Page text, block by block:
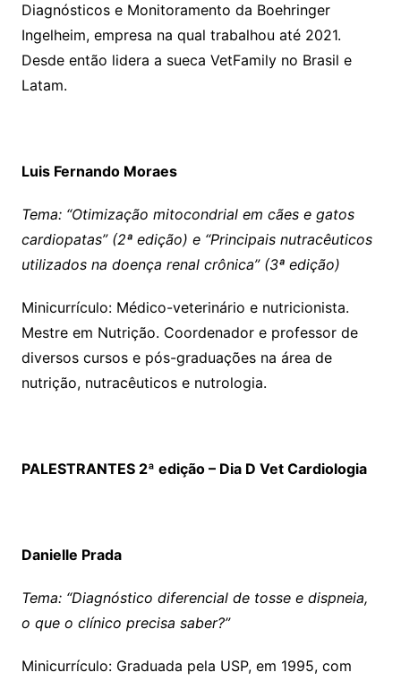
Diagnósticos e Monitoramento da Boehringer
Ingelheim, empresa na qual trabalhou até 2021.
Desde então lidera a sueca VetFamily no Brasil e
Latam.
Luis Fernando Moraes
Tema: “Otimização mitocondrial em cães e gatos
cardiopatas” (2ª edição) e “Principais nutracêuticos
utilizados na doença renal crônica” (3ª edição)
Minicurrículo: Médico-veterinário e nutricionista.
Mestre em Nutrição. Coordenador e professor de
diversos cursos e pós-graduações na área de
nutrição, nutracêuticos e nutrologia.
PALESTRANTES 2ª edição – Dia D Vet Cardiologia
Danielle Prada
Tema: “Diagnóstico diferencial de tosse e dispneia,
o que o clínico precisa saber?”
Minicurrículo: Graduada pela USP, em 1995, com